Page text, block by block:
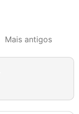
Mais antigos